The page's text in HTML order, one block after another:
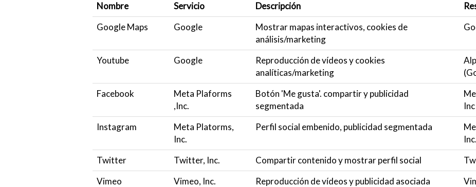
Nombre Servicio Descripción
Google Maps
Google
Mostrar mapas interactivos, cookies de
análisis/marketing
Youtube Google
Reproducción de vídeos y cookies
analíticas/marketing
Facebook
Meta Plaforms
,Inc.
Botón 'Me gusta'. compartir y publicidad
segmentada
Inc
Instagram
Meta Platorms,
Inc.
Perfil social embenido, publicidad segmentada
Inc.
Twitter Twitter, Inc. Compartir contenido y mostrar perfil social
Vimeo
Vimeo, Inc. Reproducción de vídeos y publicidad asociada